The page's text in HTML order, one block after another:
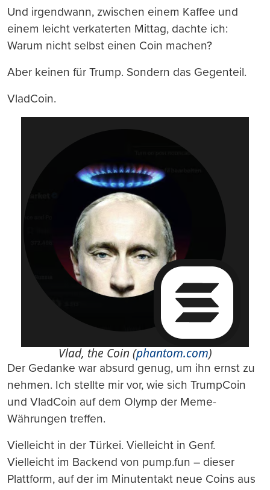
Und irgendwann, zwischen einem Kaffee und
einem leicht verkaterten Mittag, dachte ich:
Warum nicht selbst einen Coin machen?
Aber keinen für Trump. Sondern das Gegenteil.
VladCoin.
Vlad, the Coin (phantom.com)
Der Gedanke war absurd genug, um ihn ernst zu
nehmen. Ich stellte mir vor, wie sich TrumpCoin
und VladCoin auf dem Olymp der Meme-
Währungen treffen.
Vielleicht in der Türkei. Vielleicht in Genf.
Vielleicht im Backend von pump.fun – dieser
Plattform, auf der im Minutentakt neue Coins aus